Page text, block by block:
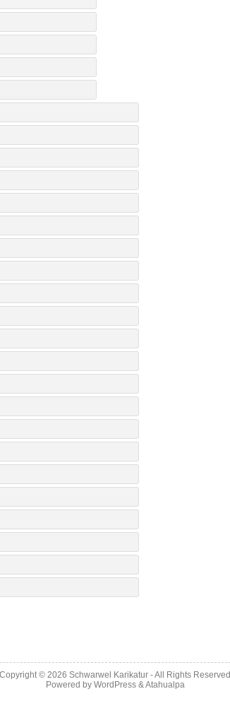
Copyright © 2026 Schwarwel Karikatur - All Rights Reserved
Powered by WordPress&Atahualpa